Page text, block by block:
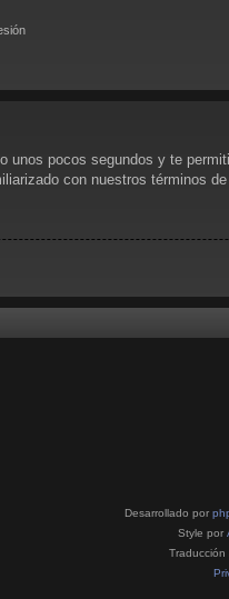
unos pocos segundos y te
con nuestros términos
Desarrollado por
Style por